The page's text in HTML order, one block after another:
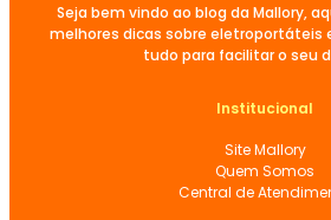
Seja bem vindo ao blog da Mallory,
melhores dicas sobre eletroportáteis
tudo para facilitar o seu
Institucional
Site Mallory
Quem Somos
Central de